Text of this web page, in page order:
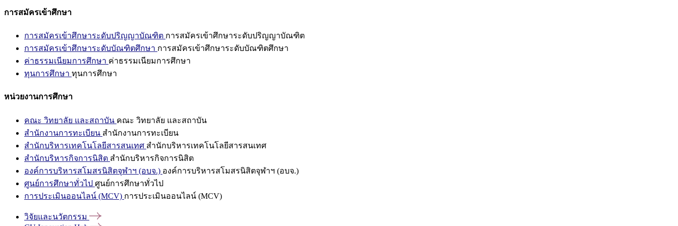
การสมัครเข้าศึกษา
การสมัครเข้าศึกษาระดับปริญญาบัณฑิต การสมัครเข้าศึกษาระดับปริญญาบัณฑิต
การสมัครเข้าศึกษาระดับบัณฑิตศึกษา การสมัครเข้าศึกษาระดับบัณฑิตศึกษา
ค่าธรรมเนียมการศึกษา ค่าธรรมเนียมการศึกษา
ทุนการศึกษา ทุนการศึกษา
หน่วยงานการศึกษา
คณะ วิทยาลัย และสถาบัน คณะ วิทยาลัย และสถาบัน
สำนักงานการทะเบียน สำนักงานการทะเบียน
สำนักบริหารเทคโนโลยีสารสนเทศ สำนักบริหารเทคโนโลยีสารสนเทศ
สำนักบริหารกิจการนิสิต สำนักบริหารกิจการนิสิต
องค์การบริหารสโมสรนิสิตจุฬาฯ (อบจ.) องค์การบริหารสโมสรนิสิตจุฬาฯ (อบจ.)
ศูนย์การศึกษาทั่วไป ศูนย์การศึกษาทั่วไป
การประเมินออนไลน์ (MCV) การประเมินออนไลน์ (MCV)
วิจัยและนวัตกรรม